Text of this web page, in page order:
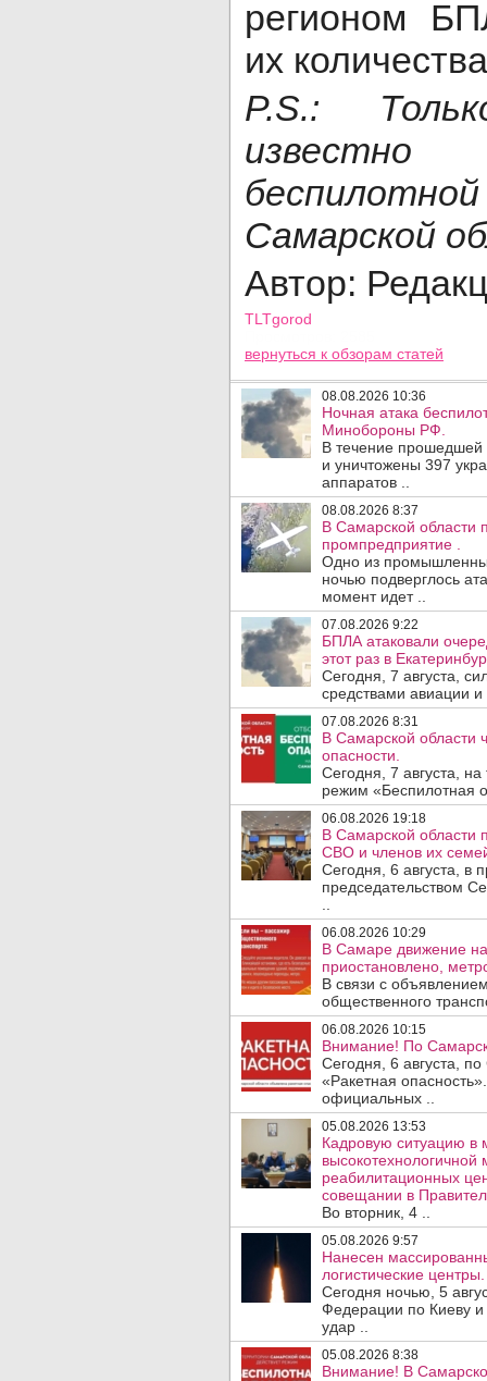
регионом
их
P.S.:
Самарской
Автор:
TLTgorod
вернуться к обзорам статей
08.08.2026 10:36
Ночная атака
Минобороны РФ.
В течение
и уничтожены 397
аппаратов ..
08.08.2026 8:37
В Самарской области
промпредприятие .
Одно из
ночью подверглось
момент идет ..
07.08.2026 9:22
БПЛА атаковали
этот раз в
Сегодня, 7 августа,
средствами авиации
07.08.2026 8:31
В Самарской области
опасности.
Сегодня, 7 августа,
режим «Беспилотная
06.08.2026 19:18
В Самарской области
СВО и членов их
Сегодня, 6 августа, в
председательством
06.08.2026 10:29
В Самаре движение
приостановлено,
В связи с
общественного
06.08.2026 10:15
Внимание! По
Сегодня, 6 августа,
«Ракетная
официальных ..
05.08.2026 13:53
Кадровую ситуацию в
реабилитационных
совещании в
Во вторник, 4 ..
05.08.2026 9:57
Нанесен
логистические центры.
Сегодня ночью, 5
Федерации по Киеву и
удар ..
05.08.2026 8:38
Внимание! В